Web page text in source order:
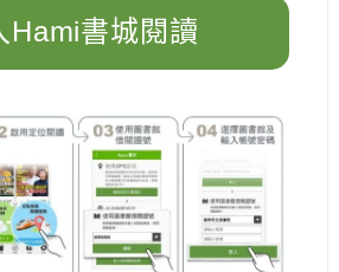
Hami書城閱讀